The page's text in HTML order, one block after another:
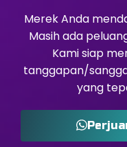
Merek Anda
Masih ada
Kami siap
tanggapan/
yang